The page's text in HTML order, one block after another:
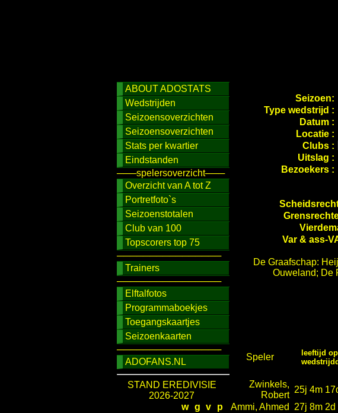
ABOUT ADOSTATS
Wedstrijden
Seizoensoverzichten
Seizoensoverzichten
Stats per kwartier
Eindstanden
───spelersoverzicht───
Overzicht van A tot Z
Portretfoto`s
Seizoenstotalen
Club van 100
Topscorers top 75
────────────────
Trainers
────────────────
Elftalfotos
Programmaboekjes
Toegangskaartjes
Seizoenkaarten
────────────────
ADOFANS.NL
STAND EREDIVISIE
2026-2027
w g v
p
Seizoen:
Type wedstrijd :
Datum :
Locatie :
Clubs :
Uitslag :
Bezoekers :
Var & ass-
De Graafschap:
Ouweland; De
Speler
leeftijd
Zwinkels,
Robert
25j 4m
Ammi, Ahmed
27j 8m 2d